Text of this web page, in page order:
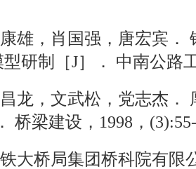
，肖国强，唐宏宾．
研制［J］． 中南公路
，文武松，党志杰．
桥梁建设，1998，
桥局集团桥科院有限